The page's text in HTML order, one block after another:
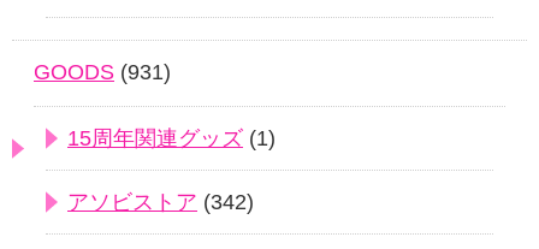
GOODS (931)
15周年関連グッズ (1)
アソビストア (342)